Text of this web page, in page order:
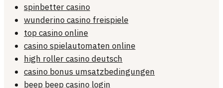
spinbetter casino
wunderino casino freispiele
top casino online
casino spielautomaten online
high roller casino deutsch
casino bonus umsatzbedingungen
beep beep casino login